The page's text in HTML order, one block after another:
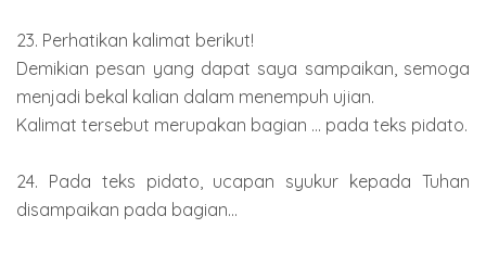
23. Perhatikan kalimat berikut!
Demikian pesan yang dapat saya sampaikan, semoga
menjadi bekal kalian dalam menempuh ujian.
Kalimat tersebut merupakan bagian ... pada teks pidato.
24. Pada teks pidato, ucapan syukur kepada Tuhan
disampaikan pada bagian...